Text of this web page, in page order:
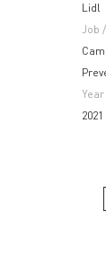
Lidl
Job /
2021